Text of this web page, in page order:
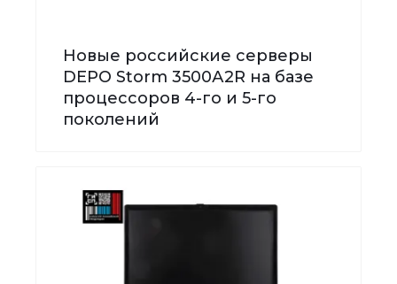
Новые российские серверы
DEPO Storm 3500А2R на базе
процессоров 4-го и 5-го
поколений